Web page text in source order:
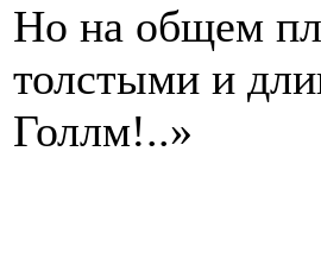
Но на общем
толстыми и
Голлм!..»